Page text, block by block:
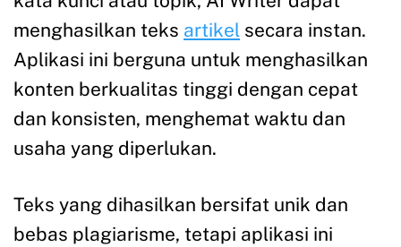
menghasilkan teks artikel secara instan.
Aplikasi ini berguna untuk menghasilkan
konten berkualitas tinggi dengan cepat
dan konsisten, menghemat waktu dan
usaha yang diperlukan.
Teks yang dihasilkan bersifat unik dan
bebas plagiarisme, tetapi aplikasi ini